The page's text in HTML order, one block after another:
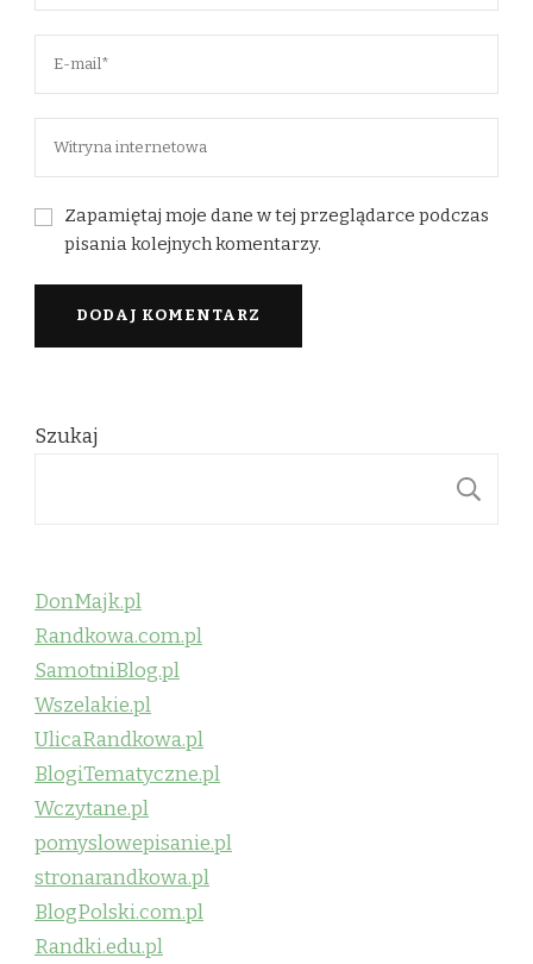
Zapamiętaj moje dane w tej przeglądarce podczas
pisania kolejnych komentarzy.
Szukaj
DonMajk.pl
Randkowa.com.pl
SamotniBlog.pl
Wszelakie.pl
UlicaRandkowa.pl
BlogiTematyczne.pl
Wczytane.pl
pomyslowepisanie.pl
stronarandkowa.pl
BlogPolski.com.pl
Randki.edu.pl